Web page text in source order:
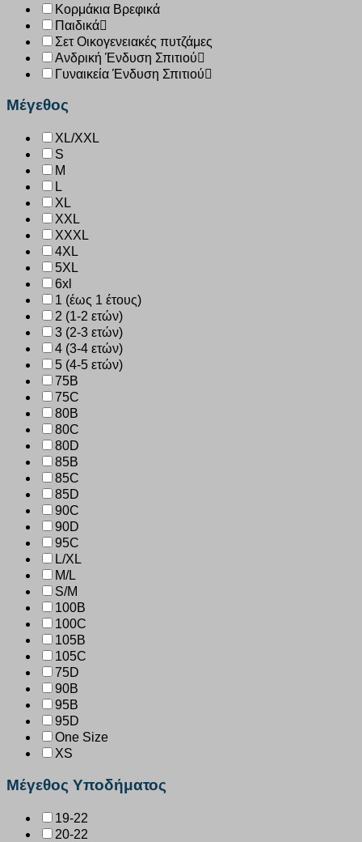
Κορμάκια Βρεφικά
Παιδικά
Σετ Οικογενειακές πυτζάμες
Ανδρική Ένδυση Σπιτιού
Γυναικεία Ένδυση Σπιτιού
Μέγεθος
XL/XXL
S
M
L
XL
XXL
XXXL
4XL
5XL
6xl
1 (έως 1 έτους)
2 (1-2 ετών)
3 (2-3 ετών)
4 (3-4 ετών)
5 (4-5 ετών)
75B
75C
80B
80C
80D
85B
85C
85D
90C
90D
95C
L/XL
M/L
S/M
100B
100C
105B
105C
75D
90B
95B
95D
One Size
XS
Μέγεθος Υποδήματος
19-22
20-22